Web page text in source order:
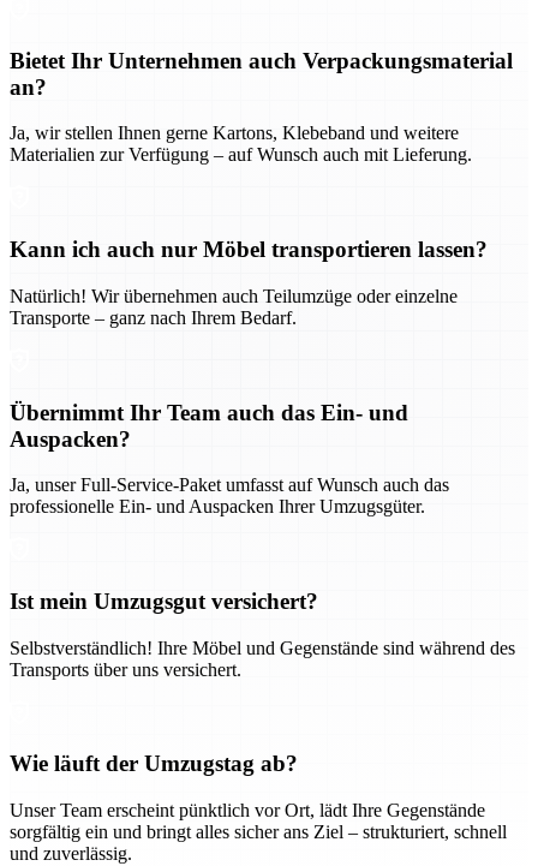
Bietet Ihr Unternehmen auch Verpackungsmaterial
an?
Ja, wir stellen Ihnen gerne Kartons, Klebeband und weitere
Materialien zur Verfügung – auf Wunsch auch mit Lieferung.
Kann ich auch nur Möbel transportieren lassen?
Natürlich! Wir übernehmen auch Teilumzüge oder einzelne
Transporte – ganz nach Ihrem Bedarf.
Übernimmt Ihr Team auch das Ein- und
Auspacken?
Ja, unser Full-Service-Paket umfasst auf Wunsch auch das
professionelle Ein- und Auspacken Ihrer Umzugsgüter.
Ist mein Umzugsgut versichert?
Selbstverständlich! Ihre Möbel und Gegenstände sind während des
Transports über uns versichert.
Wie läuft der Umzugstag ab?
Unser Team erscheint pünktlich vor Ort, lädt Ihre Gegenstände
sorgfältig ein und bringt alles sicher ans Ziel – strukturiert, schnell
und zuverlässig.